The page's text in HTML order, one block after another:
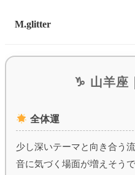
M.glitter
♑︎ 山羊座
全体運
少し深いテーマと向き合う
音に気づく場面が増えそう